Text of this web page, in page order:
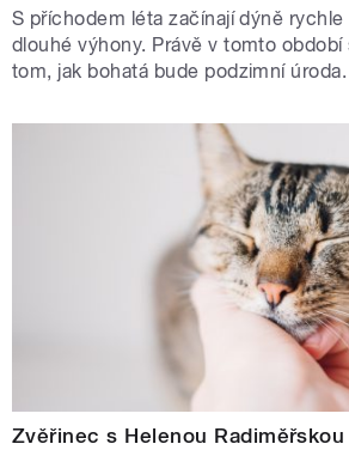
S příchodem léta začínají dýně
dlouhé výhony. Právě v tomto
tom, jak bohatá bude podzimní úroda.
Zvěřinec s Helenou